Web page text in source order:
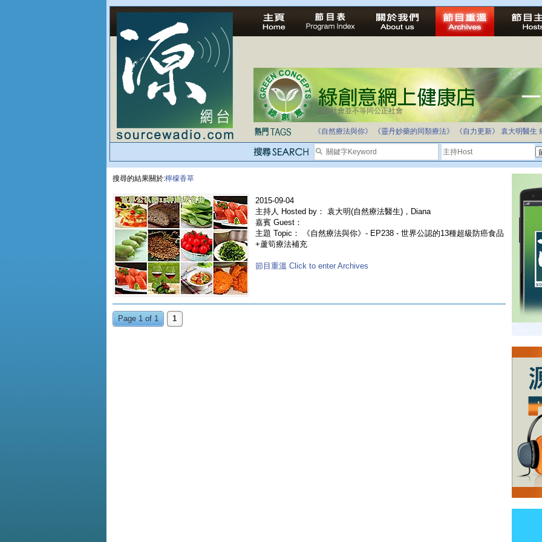
法治社會並不等同公正社會
自家教育合法化-推動多元化教育，全民學卷制
《自然療法與你》
《靈丹妙藥的同類療法》 《自力更新》 袁大明醫生
搜尋的結果關於:檸檬香草
2015-09-04
主持人 Hosted by： 袁大明(自然療法醫生)，Diana
嘉賓 Guest：
主題 Topic： 《自然療法與你》- EP238 - 世界公認的13種超級防癌食品
+蘆筍療法補充
節目重溫 Click to enter Archives
Page 1 of 1 1